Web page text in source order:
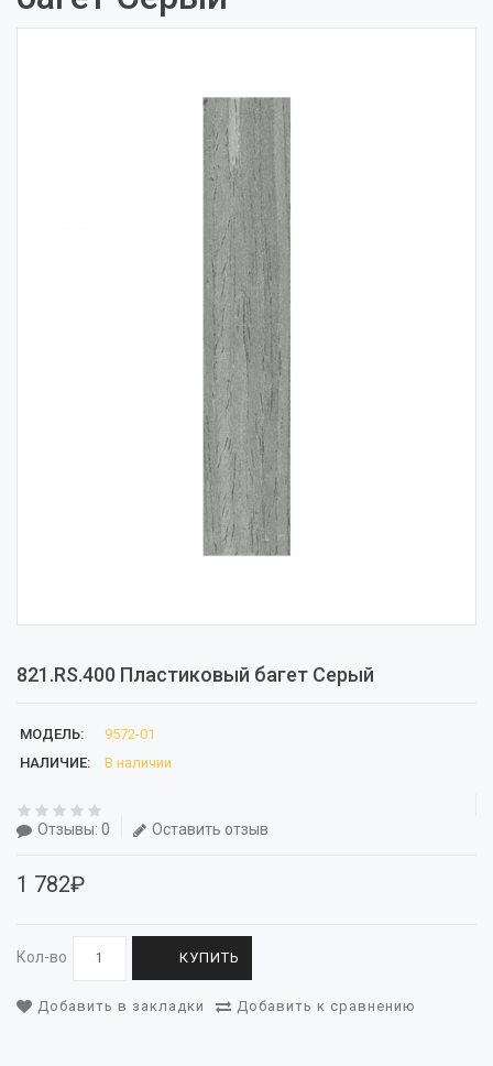
821.RS.400 Пластиковый багет Серый
МОДЕЛЬ:
9572-01
НАЛИЧИЕ:
В наличии
Отзывы: 0 Оставить отзыв
1 782₽
Кол-во КУПИТЬ
Добавить в закладки Добавить к сравнению